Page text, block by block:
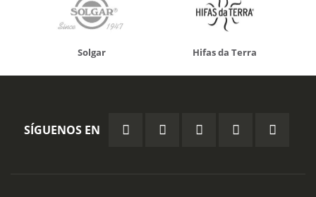
Solgar Hifas da Terra
SÍGUENOS EN